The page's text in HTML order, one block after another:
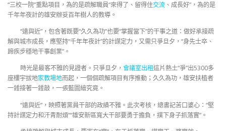
“三校一院”重點項目，為的是疏解職員“來得了、留得住交流 、成長好”，為的是
千年年夜計的雄安辦妥百年樹人的教導。
“遠與近”，包含著既要“久久為功”也要“掌握當下”的干事之道：做好承接疏
解與城市成長，應堅持“千年年夜計”的計謀定力，又需只爭旦夕，“身先士卒、
蹄疾步穩地干事創業”。
時光是最客不雅的見證者。只爭旦夕， 會議室出租這片熱土“爭”出5300多
座樓宇拔地家教場地而起，一個個疏解項目有序推動；久久為功，雄安扶植者
一錘接著一錘敲，一張藍圖繪究竟。
“遠與近”，映照著黨員干部的政績不雅。此次考核，總書記苦口婆心：“堅
持計謀定力和汗青耐煩”“雄安新區寬大干部要勇于擔負，撲下身子抓落實”。